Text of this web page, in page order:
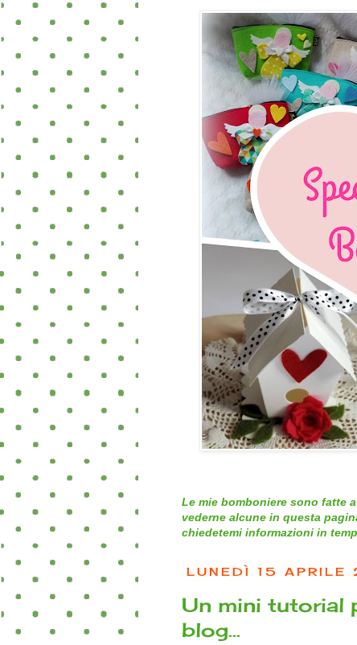
Le mie bomboniere sono fatte
vederne alcune in questa
chiedetemi informazioni in
LUNEDÌ 15 APRILE
Un mini tutorial
blog…